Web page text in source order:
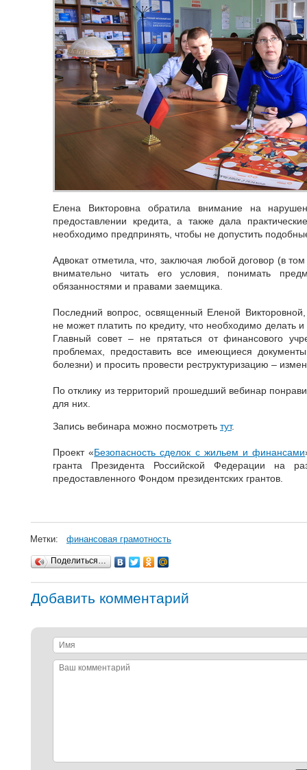
Елена Викторовна обратила внимание на
предоставлении кредита, а также дала
необходимо предпринять, чтобы не допустить
Адвокат отметила, что, заключая любой договор (в
внимательно читать его условия, понимать
обязанностями и правами заемщика.
Последний вопрос, освященный Еленой
не может платить по кредиту, что необходимо делать
Главный совет – не прятаться от финансового
проблемах, предоставить все имеющиеся
болезни) и просить провести реструктуризацию –
По отклику из территорий прошедший вебинар
для них.
Запись вебинара можно посмотреть тут.
Проект «Безопасность сделок с жильем и финансами
гранта Президента Российской Федерации на
предоставленного Фондом президентских грантов.
Метки: финансовая грамотность
Поделиться…
Добавить комментарий
Имя
Ваш